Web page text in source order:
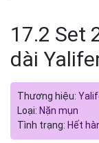
17.2 Set
dài
Thương hiệu:
Loại: Nặn mụn
Tình trạng: Hết